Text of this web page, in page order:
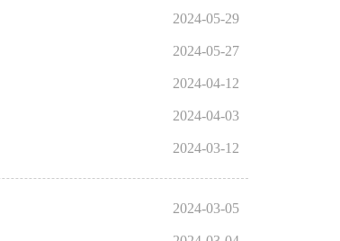
2024-05-29
2024-05-27
2024-04-12
2024-04-03
2024-03-12
2024-03-05